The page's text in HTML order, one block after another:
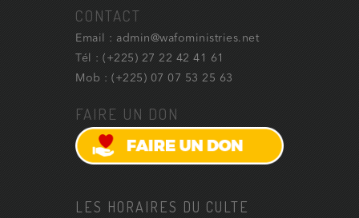
CONTACT
Email : admin@wafoministries.net
Tél : (+225) 27 22 42 41 61
Mob : (+225) 07 07 53 25 63
FAIRE UN DON
LES HORAIRES DU CULTE